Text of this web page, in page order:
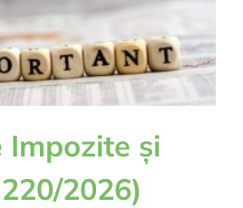
și
2026)